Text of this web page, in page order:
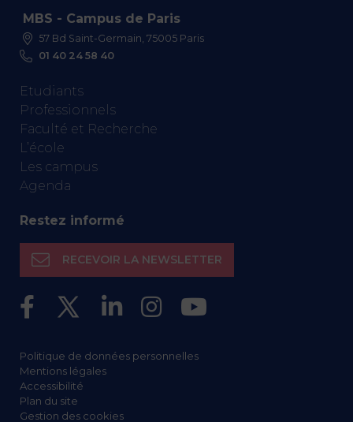
MBS - Campus de Paris
57 Bd Saint-Germain, 75005 Paris
01 40 24 58 40
Etudiants
Professionnels
Faculté et Recherche
L’école
Les campus
Agenda
Restez informé
RECEVOIR LA NEWSLETTER
Politique de données personnelles
Mentions légales
Accessibilité
Plan du site
Gestion des cookies